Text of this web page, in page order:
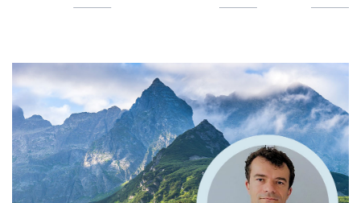
Nas
Kariera
Galeria
Kontakt